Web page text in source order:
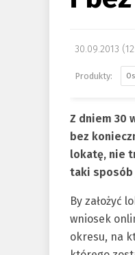
30.09.2013
Z dniem 30
bez
lokatę, nie
taki
By założyć
wniosek
okresu, na